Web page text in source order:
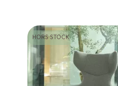
HORS STOCK